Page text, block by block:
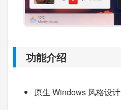
功能介绍
原生 Windows 风格设计